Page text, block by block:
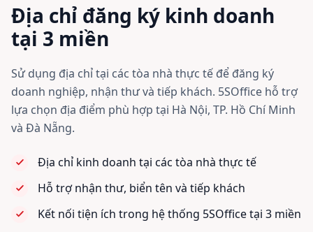
Địa chỉ đăng ký kinh doanh
tại 3 miền
Sử dụng địa chỉ tại các tòa nhà thực tế để đăng ký
doanh nghiệp, nhận thư và tiếp khách. 5SOffice hỗ trợ
lựa chọn địa điểm phù hợp tại Hà Nội, TP. Hồ Chí Minh
và Đà Nẵng.
Địa chỉ kinh doanh tại các tòa nhà thực tế
Hỗ trợ nhận thư, biển tên và tiếp khách
Kết nối tiện ích trong hệ thống 5SOffice tại 3 miền